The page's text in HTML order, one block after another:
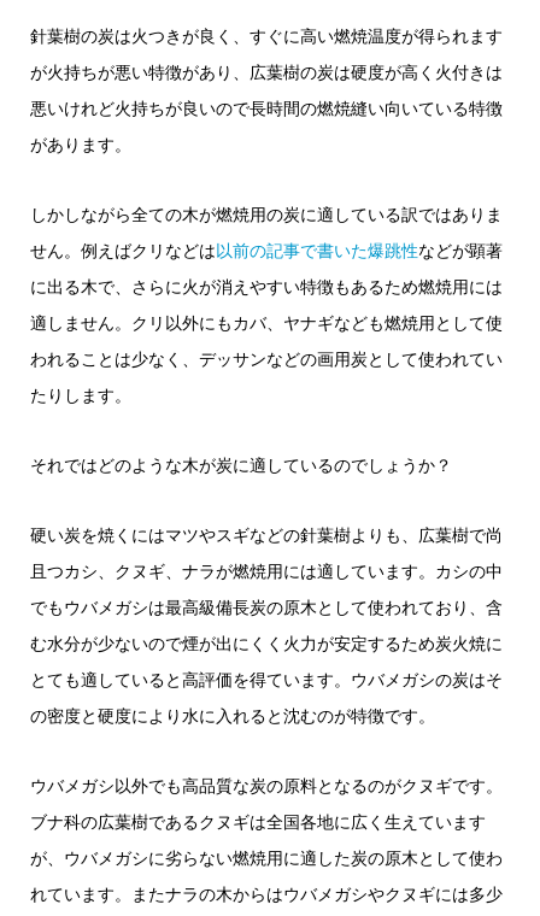
針葉樹の炭は火つきが良く、すぐに高い燃焼温度が得られます
が火持ちが悪い特徴があり、広葉樹の炭は硬度が高く火付きは
悪いけれど火持ちが良いので長時間の燃焼縫い向いている特徴
があります。
しかしながら全ての木が燃焼用の炭に適している訳ではありま
せん。例えばクリなどは以前の記事で書いた爆跳性などが顕著
に出る木で、さらに火が消えやすい特徴もあるため燃焼用には
適しません。クリ以外にもカバ、ヤナギなども燃焼用として使
われることは少なく、デッサンなどの画用炭として使われてい
たりします。
それではどのような木が炭に適しているのでしょうか？
硬い炭を焼くにはマツやスギなどの針葉樹よりも、広葉樹で尚
且つカシ、クヌギ、ナラが燃焼用には適しています。カシの中
でもウバメガシは最高級備長炭の原木として使われており、含
む水分が少ないので煙が出にくく火力が安定するため炭火焼に
とても適していると高評価を得ています。ウバメガシの炭はそ
の密度と硬度により水に入れると沈むのが特徴です。
ウバメガシ以外でも高品質な炭の原料となるのがクヌギです。
ブナ科の広葉樹であるクヌギは全国各地に広く生えています
が、ウバメガシに劣らない燃焼用に適した炭の原木として使わ
れています。またナラの木からはウバメガシやクヌギには多少